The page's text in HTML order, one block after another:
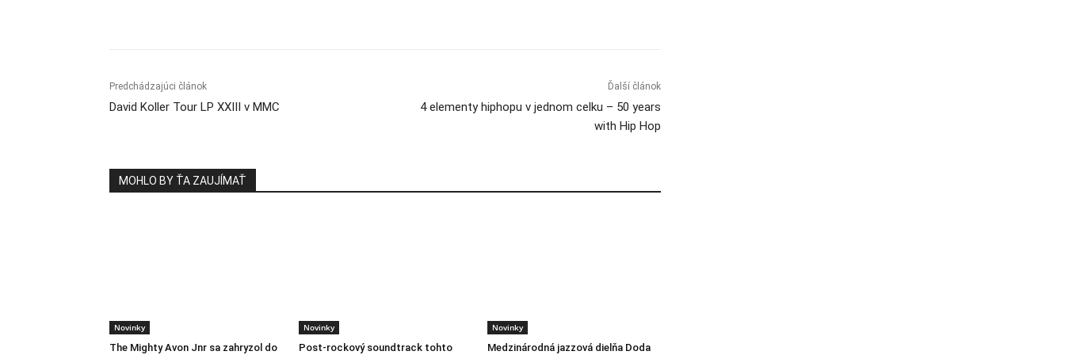
Predchádzajúci článok
David Koller Tour LP XXIII v MMC
Ďalší článok
4 elementy hiphopu v jednom celku – 50 years
with Hip Hop
MOHLO BY ŤA ZAUJÍMAŤ
Novinky
The Mighty Avon Jnr sa zahryzol do
Novinky
Post-rockový soundtrack tohto
Novinky
Medzinárodná jazzová dielňa Doda